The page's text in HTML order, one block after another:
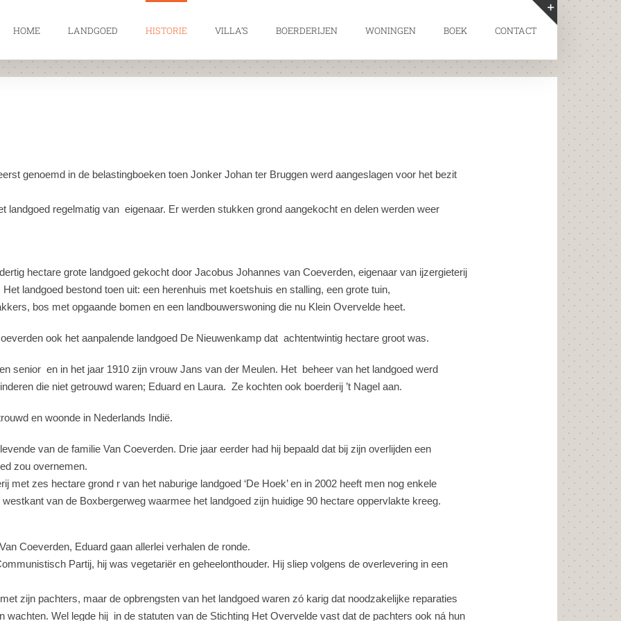
HOME LANDGOED HISTORIE VILLA’S BOERDERIJEN WONINGEN BOEK CONTACT
genoemd in de belastingboeken toen Jonker Johan ter Bruggen werd aangeslagen voor het bezit
landgoed regelmatig van eigenaar. Er werden stukken grond aangekocht en delen werden weer
hectare grote landgoed gekocht door Jacobus Johannes van Coeverden, eigenaar van ijzergieterij
Het landgoed bestond toen uit: een herenhuis met koetshuis en stalling, een grote tuin,
bos met opgaande bomen en een landbouwerswoning die nu Klein Overvelde heet.
ook het aanpalende landgoed De Nieuwenkamp dat achtentwintig hectare groot was.
senior en in het jaar 1910 zijn vrouw Jans van der Meulen. Het beheer van het landgoed werd
die niet getrouwd waren; Eduard en Laura. Ze kochten ook boerderij ’t Nagel aan.
en woonde in Nederlands Indië.
van de familie Van Coeverden. Drie jaar eerder had hij bepaald dat bij zijn overlijden een
zou overnemen.
met zes hectare grond r van het naburige landgoed ‘De Hoek’ en in 2002 heeft men nog enkele
van de Boxbergerweg waarmee het landgoed zijn huidige 90 hectare oppervlakte kreeg.
Coeverden, Eduard gaan allerlei verhalen de ronde.
Partij, hij was vegetariër en geheelonthouder. Hij sliep volgens de overlevering in een
zijn pachters, maar de opbrengsten van het landgoed waren zó karig dat noodzakelijke reparaties
wachten. Wel legde hij in de statuten van de Stichting Het Overvelde vast dat de pachters ook ná hun
Toggle
Sliding
Bar
Area